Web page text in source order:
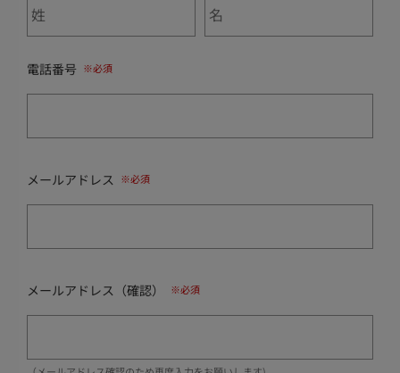
電話番号
メールアドレス
メールアドレス（確認）